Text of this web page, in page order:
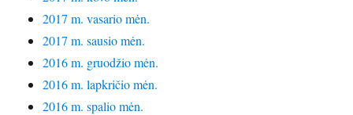
2017 m. vasario mėn.
2017 m. sausio mėn.
2016 m. gruodžio mėn.
2016 m. lapkričio mėn.
2016 m. spalio mėn.